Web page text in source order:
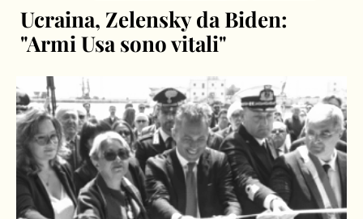
Ucraina, Zelensky da Biden:
"Armi Usa sono vitali"